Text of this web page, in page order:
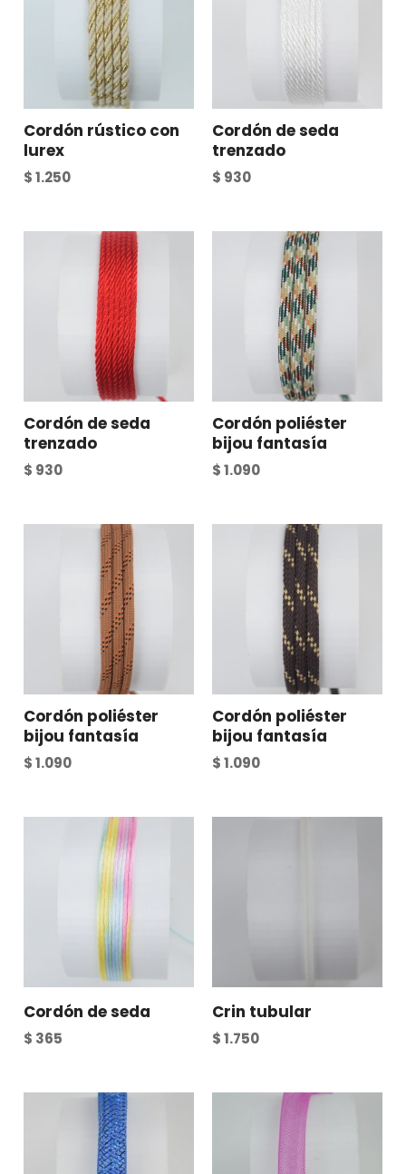
Cordón rústico con
lurex
$1.250
Cordón de seda
trenzado
$ 930
Cordón de seda
trenzado
$ 930
Cordón poliéster
bijou fantasía
$1.090
Cordón poliéster
bijou fantasía
$1.090
Cordón poliéster
bijou fantasía
$1.090
Cordón de seda
$ 365
Crin tubular
$1.750